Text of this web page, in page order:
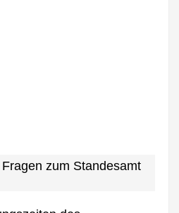
zum Standesamt